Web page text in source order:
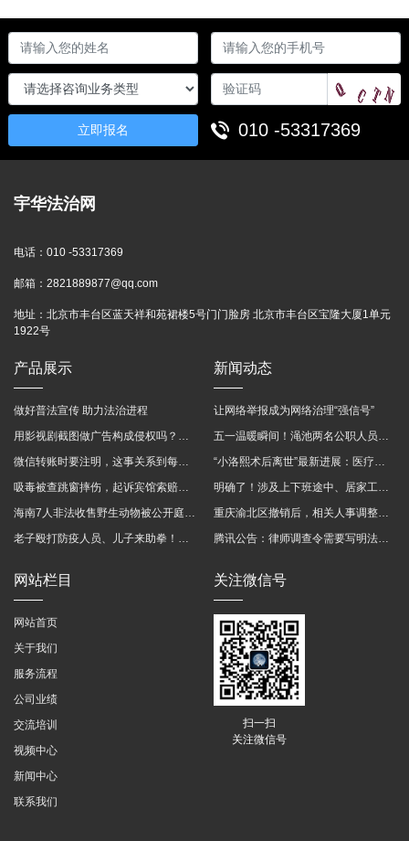
立即报名 010 -53317369
宇华法治网
电话： 010 -53317369
邮箱： 2821889877@qq.com
地址： 北京市丰台区蓝天祥和苑裙楼5号门门脸房 北京市丰台区宝隆大厦1单元
1922号
产品展示
做好普法宣传 助力法治进程
用影视剧截图做广告构成侵权吗？法院这样判
微信转账时要注明，这事关系到每个人……
吸毒被查跳窗摔伤，起诉宾馆索赔，法院这样判！
海南7人非法收售野生动物被公开庭审 涉案金额2100多万
老子殴打防疫人员、儿子来助拳！均被判刑
新闻动态
让网络举报成为网络治理“强信号”
五一温暖瞬间！渑池两名公职人员，路遇车祸挺身而出
“小洛熙术后离世”最新进展：医疗事故鉴定已启动
明确了！涉及上下班途中、居家工作等，这些情形可认定工伤→
重庆渝北区撤销后，相关人事调整再披露
腾讯公告：律师调查令需要写明法官手机号，2025年12月31日后施行
网站栏目
网站首页
关于我们
服务流程
公司业绩
交流培训
视频中心
新闻中心
联系我们
关注微信号
扫一扫
关注微信号